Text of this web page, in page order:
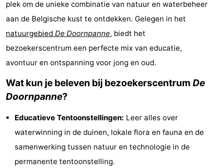
Vakantiehuizen
Nieuwpoort
-
Oostduinkerke
aan
zee
-
Westende
Last
minutes
Strand
Zien
plek om de unieke combinatie van natuur en waterbeheer
aan de Belgische kust te ontdekken. Gelegen in het
natuurgebied De Doornpanne, biedt het
bezoekerscentrum een perfecte mix van educatie,
avontuur en ontspanning voor jong en oud.
Wat kun je beleven bij bezoekerscentrum De
Doornpanne?
Educatieve Tentoonstellingen: Leer alles over
waterwinning in de duinen, lokale flora en fauna en de
samenwerking tussen natuur en technologie in de
permanente tentoonstelling.